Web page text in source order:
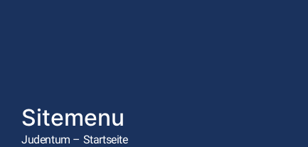
Sitemenu
Judentum – Startseite